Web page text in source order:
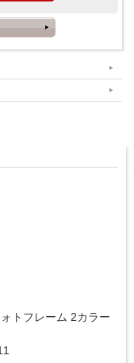
トフレーム 2カラー